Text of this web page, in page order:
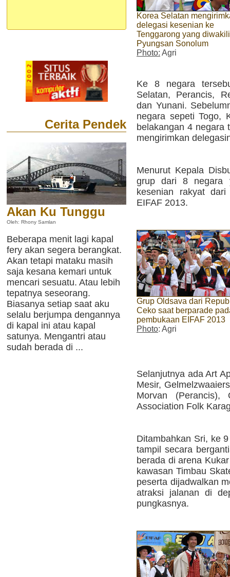
Cerita Pendek
Akan Ku Tunggu
Oleh: Rhony Samlan
Beberapa menit lagi kapal
fery akan segera berangkat.
Akan tetapi mataku masih
saja kesana kemari untuk
mencari sesuatu. Atau lebih
tepatnya seseorang.
Biasanya setiap saat aku
selalu berjumpa dengannya
di kapal ini atau kapal
satunya. Mengantri atau
sudah berada di ...
Korea Selatan
delegasi kesenian ke
Tenggarong yang
Pyungsan Sonolum
Photo: Agri
Ke 8 negara
Selatan, Perancis,
dan Yunani.
negara sepeti Togo,
belakangan 4 negara
mengirimkan
Menurut Kepala
grup dari 8 negara
kesenian rakyat
EIFAF 2013.
Grup Oldsava dari
Ceko saat berparade
pembukaan EIFAF 2013
Photo: Agri
Selanjutnya ada Art
Mesir,
Morvan (Perancis),
Association Folk
Ditambahkan Sri, ke
tampil secara
berada di arena
kawasan Timbau
peserta dijadwalkan
atraksi jalanan di
pungkasnya.